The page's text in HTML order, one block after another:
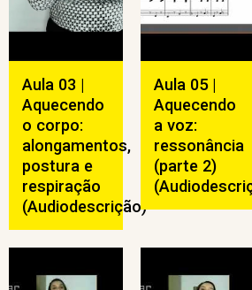
Aula 03 |
Aquecendo
o corpo:
alongamentos,
postura e
respiração
(Audiodescrição)
Aula 05 |
Aquecendo
a voz:
ressonância
(parte 2)